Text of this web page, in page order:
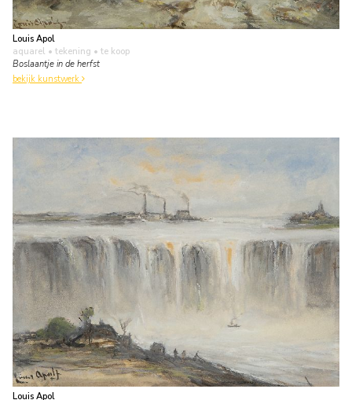
Louis Apol
aquarel • tekening • te koop
Boslaantje in de herfst
bekijk kunstwerk
Louis Apol